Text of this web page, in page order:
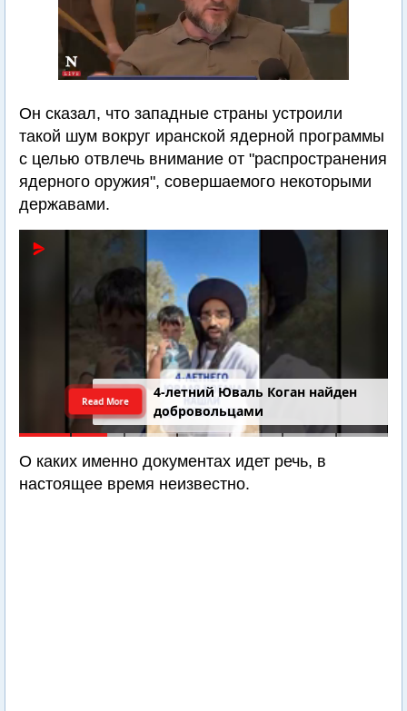
Он сказал, что западные страны устроили
такой шум вокруг иранской ядерной программы
с целью отвлечь внимание от "распространения
ядерного оружия", совершаемого некоторыми
державами.
4-летний Юваль Коган найден
добровольцами
Read More
О каких именно документах идет речь, в
настоящее время неизвестно.